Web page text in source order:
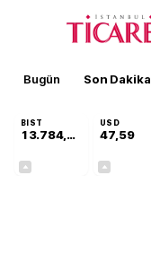
Bugün Son Dakika
BIST
13.784,87
USD
47,59